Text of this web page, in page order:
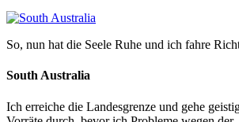
So, nun hat die Seele Ruhe und ich fahre
South Australia
Ich erreiche die Landesgrenze und gehe